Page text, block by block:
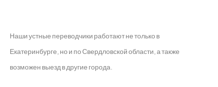
Наши устные переводчики работают не только в
Екатеринбурге, но и по Свердловской области, а также
возможен выезд в другие города.